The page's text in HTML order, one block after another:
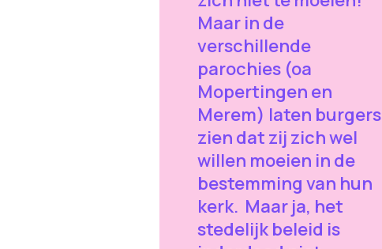
Maar in de
verschillende
parochies (oa
Mopertingen en
Merem) laten burgers
zien dat zij zich wel
willen moeien in de
bestemming van hun
kerk. Maar ja, het
stedelijk beleid is